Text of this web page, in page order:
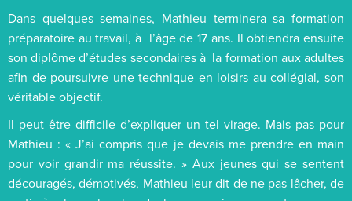
Dans quelques semaines, Mathieu terminera sa formation
préparatoire au travail, à l’âge de 17 ans. Il obtiendra ensuite
son diplôme d’études secondaires à la formation aux adultes
afin de poursuivre une technique en loisirs au collégial, son
véritable objectif.
Il peut être difficile d’expliquer un tel virage. Mais pas pour
Mathieu : « J’ai compris que je devais me prendre en main
pour voir grandir ma réussite. » Aux jeunes qui se sentent
découragés, démotivés, Mathieu leur dit de ne pas lâcher, de